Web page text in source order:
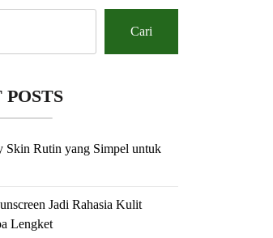
Cari
Skin Rutin yang Simpel untuk
Jadi Rahasia Kulit
Lengket